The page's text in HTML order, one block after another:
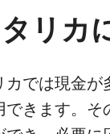
リカ
カでは現金
できます。そ